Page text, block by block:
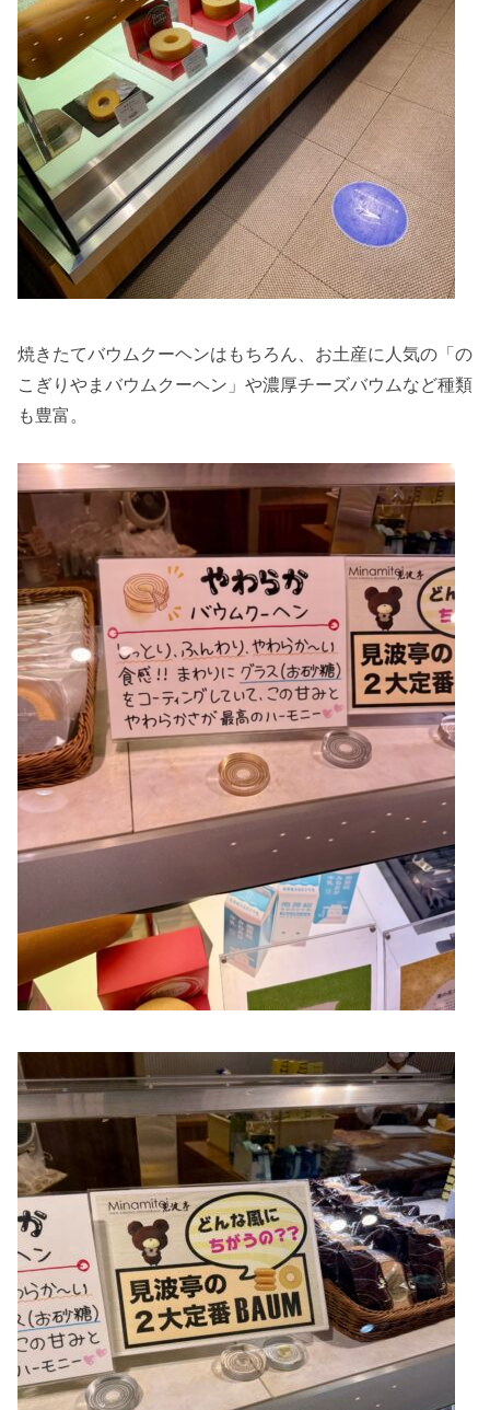
焼きたてバウムクーヘンはもちろん、お土産に人気の「の
こぎりやまバウムクーヘン」や濃厚チーズバウムなど種類
も豊富。